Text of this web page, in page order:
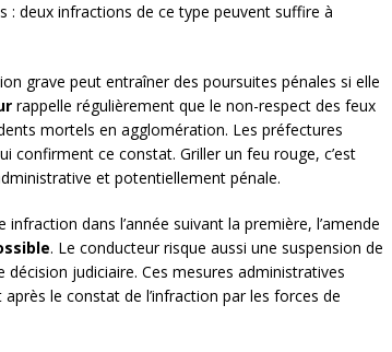
: deux infractions de ce type peuvent suffire à
grave peut entraîner des poursuites pénales si elle
rappelle régulièrement que le non-respect des feux
mortels en agglomération. Les préfectures
confirment ce constat. Griller un feu rouge, c’est
et potentiellement pénale.
dans l’année suivant la première, l’amende
. Le conducteur risque aussi une suspension de
judiciaire. Ces mesures administratives
le constat de l’infraction par les forces de